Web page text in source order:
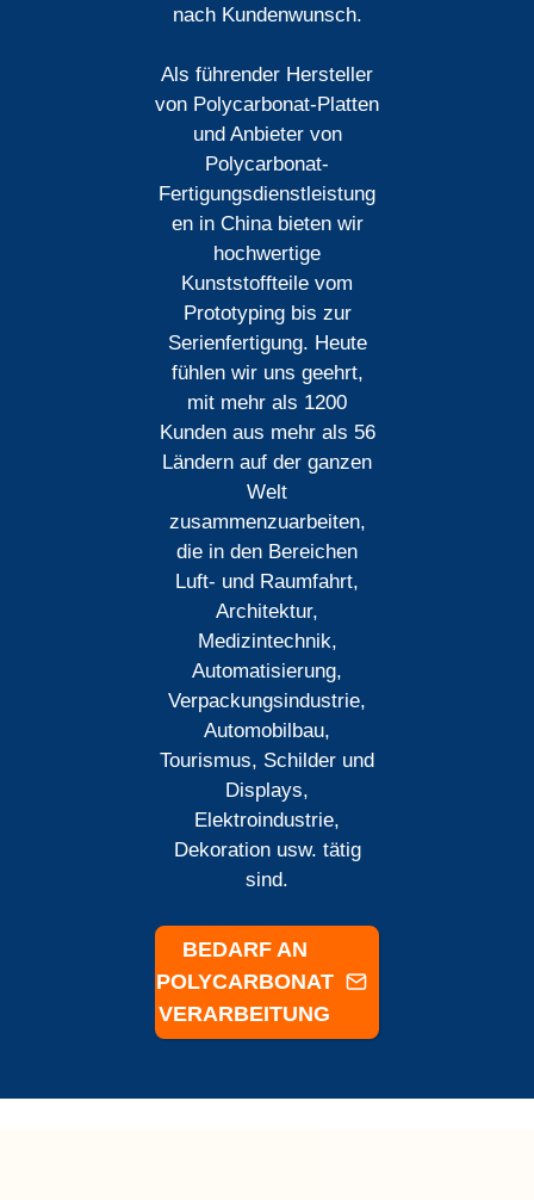
nach Kundenwunsch.
Als führender Hersteller
von Polycarbonat-Platten
und Anbieter von
Polycarbonat-
Fertigungsdienstleistung
en in China bieten wir
hochwertige
Kunststoffteile vom
Prototyping bis zur
Serienfertigung. Heute
fühlen wir uns geehrt,
mit mehr als 1200
Kunden aus mehr als 56
Ländern auf der ganzen
Welt
zusammenzuarbeiten,
die in den Bereichen
Luft- und Raumfahrt,
Architektur,
Medizintechnik,
Automatisierung,
Verpackungsindustrie,
Automobilbau,
Tourismus, Schilder und
Displays,
Elektroindustrie,
Dekoration usw. tätig
sind.
BEDARF AN
POLYCARBONAT
VERARBEITUNG